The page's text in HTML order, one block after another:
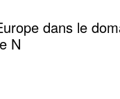
dans le
N